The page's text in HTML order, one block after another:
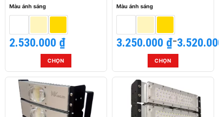
trang
phẩm
trang
phẩm
Màu ánh sáng
2.530.000 ₫
CHỌN
Sản
phẩm
này
nhiều
Màu ánh sáng
3.250.000 ₫–
Khoảng
giá:
3.250.000 ₫
đến
3.520.000 ₫
CHỌN
Sản
này
có
nhiều